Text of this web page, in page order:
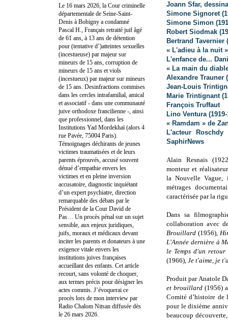
Joann Sfar,
Simone Signoret
Simone Simon
Robert Siodmak
Bertrand Tavernier
« L'adieu à la nuit
L'enfance de...
« La main du
Alexandre Trauner
Jean-Louis
Marie Trintignant
François Truffaut
Lino Ventura (1919-
« Ramdam » de
L'acteur
SaphirNews
Alain Resnais
monteur et
la Nouvelle
métrages
caractérisée par la
Dans sa
collaboration avec
Brouillard (1956),
L'Année dernière à
le Temps d'un retour
(1966), Je t'aime, je
Produit par Anatole
et brouillard(1956) a
Comité d’histoire de
pour le dixième
beaucoup
Le 16 mars 2026, la Cour criminelle
départementale de Seine-Saint-
Denis à Bobigny a condamné
Pascal H., Français retraité juif âgé
de 61 ans, à 13 ans de détention
pour (tentative d’)atteintes sexuelles
(incestueuse) par majeur sur
mineurs de 15 ans, corruption de
mineurs de 15 ans et viols
(incestueux) par majeur sur mineurs
de 15 ans. Desinfractions commises
dans les cercles intrafamilial, amical
et associatif - dans une communauté
juive orthodoxe francilienne -, ainsi
que professionnel, dans les
Institutions Yad Mordekhaï (alors 4
rue Pavée, 75004 Paris).
Témoignages déchirants de jeunes
victimes traumatisées et de leurs
parents éprouvés, accusé souvent
dénué d’empathie envers les
victimes et en pleine inversion
accusatoire, diagnostic inquiétant
d’un expert psychiatre, direction
remarquable des débats par le
Président de la Cour David de
Pas… Un procès pénal sur un sujet
sensible, aux enjeux juridiques,
juifs, moraux et médicaux devant
inciter les parents et donateurs à une
exigence vitale envers les
institutions juives françaises
accueillant des enfants. Cet article
recourt, sans volonté de choquer,
aux termes précis pour désigner les
actes commis. J’évoquerai ce
procès lors de mon interview par
Radio Chalom Nitsan diffusée dès
le 26 mars 2026.